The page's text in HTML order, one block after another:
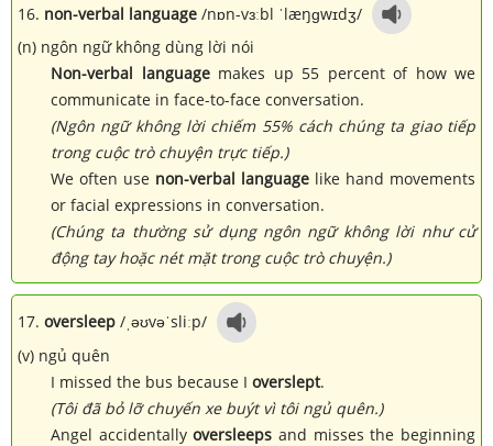
16. non-verbal language /nɒn-vɜːbl ˈlæŋɡwɪdʒ/
(n) ngôn ngữ không dùng lời nói
Non-verbal languagemakes up 55 percent of how we
communicate in face-to-face conversation.
(Ngôn ngữ không lời chiếm 55% cách chúng ta giao tiếp
trong cuộc trò chuyện trực tiếp.)
We often use non-verbal language like hand movements
or facial expressions in conversation.
(Chúng ta thường sử dụng ngôn ngữ không lời như cử
động tay hoặc nét mặt trong cuộc trò chuyện.)
17. oversleep / ˌəʊvəˈsliːp/
(v) ngủ quên
I missed the bus because I overslept.
(Tôi đã bỏ lỡ chuyến xe buýt vì tôi ngủ quên.)
Angel accidentallyoversleeps and misses the beginning